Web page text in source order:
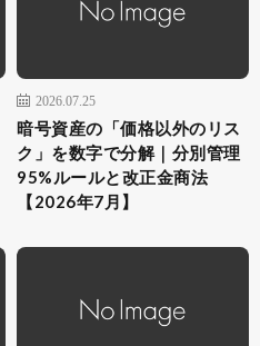
2026.07.25
暗号資産の「価格以外のリス
ク」を数字で分解｜分別管理
95%ルールと改正金商法
【2026年7月】